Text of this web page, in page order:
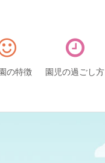
の特徴 園児の過ごし方